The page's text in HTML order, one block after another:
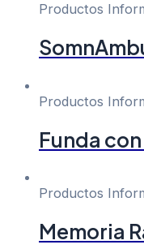
Productos
Productos
Funda
Productos
Memoria